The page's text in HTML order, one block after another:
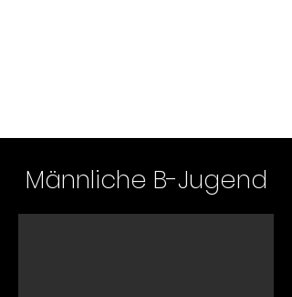
Männliche B-Jugend